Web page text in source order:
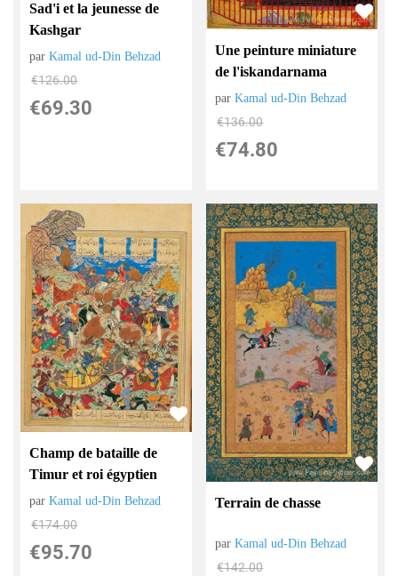
Sad'i et la jeunesse de
Kashgar
parKamal ud-Din Behzad
€126.00
€69.30
Une peinture miniature
de l'iskandarnama
parKamal ud-Din Behzad
€136.00
€74.80
Champ de bataille de
Timur et roi égyptien
parKamal ud-Din Behzad
€174.00
€95.70
Terrain de chasse
parKamal ud-Din Behzad
€142.00